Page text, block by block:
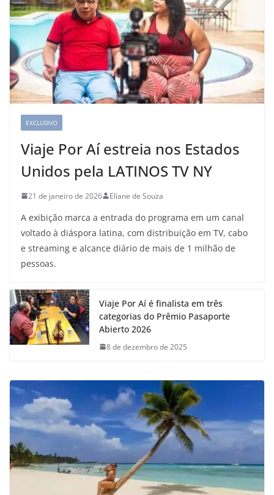
EXCLUSIVO
Viaje Por Aí estreia nos Estados
Unidos pela LATINOS TV NY
21 de janeiro de 2026 Eliane de Souza
A exibição marca a entrada do programa em um canal
voltado à diáspora latina, com distribuição em TV, cabo
e streaming e alcance diário de mais de 1 milhão de
pessoas.
Viaje Por Aí é finalista em três
categorias do Prêmio Pasaporte
Abierto 2026
8 de dezembro de 2025